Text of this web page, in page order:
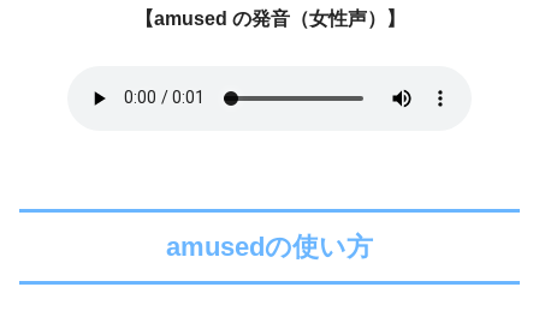
【amused の発音（女性声）】
amusedの使い方